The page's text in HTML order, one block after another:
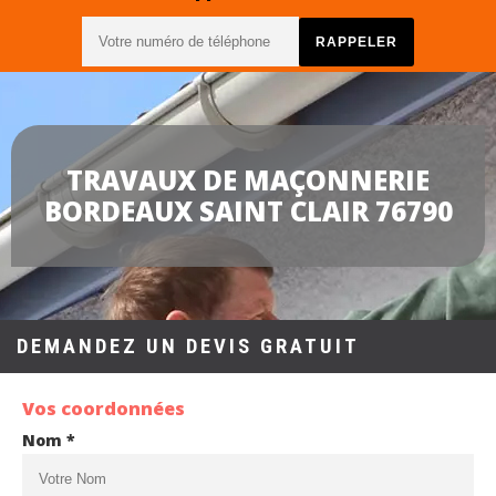
TRAVAUX DE MAÇONNERIE
BORDEAUX SAINT CLAIR 76790
DEMANDEZ UN DEVIS GRATUIT
Vos coordonnées
Nom *